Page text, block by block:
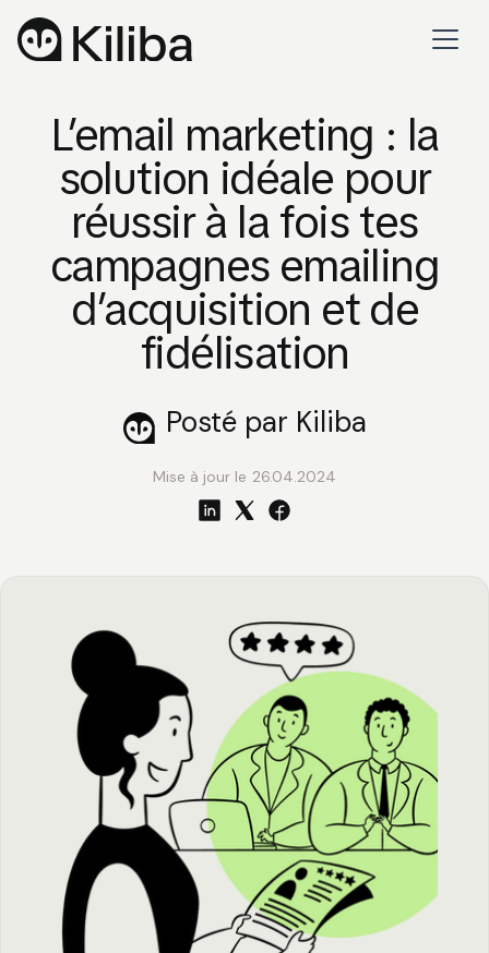
L’email marketing : la
solution idéale pour
réussir à la fois tes
campagnes emailing
d’acquisition et de
fidélisation
Posté par Kiliba
Mise à jour le 26.04.2024